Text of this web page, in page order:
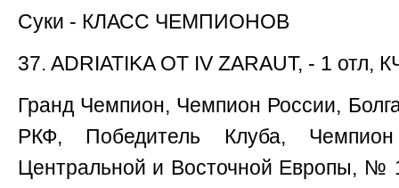
Суки - КЛАСС ЧЕМПИОНОВ
37. ADRIATIKA OT IV ZARAUT, - 1 отл,
Гранд Чемпион, Чемпион России,
РКФ, Победитель Клуба,
Центральной и Восточной Европы, №